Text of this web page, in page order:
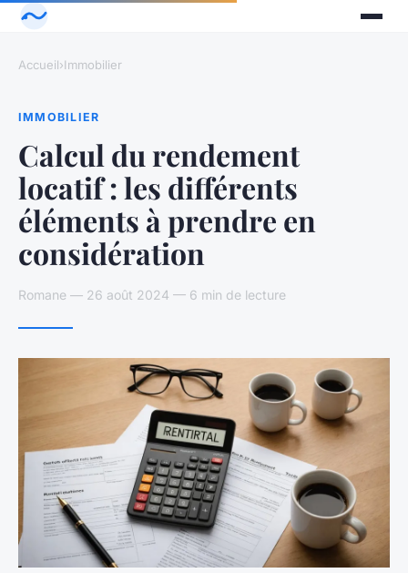
Accueil›Immobilier
IMMOBILIER
Calcul du rendement
locatif : les différents
éléments à prendre en
considération
Romane — 26 août 2024 — 6 min de lecture